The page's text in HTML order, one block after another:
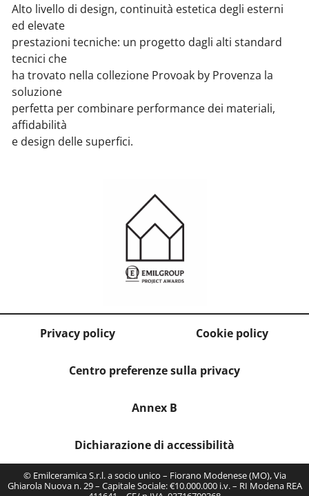
Alto livello di design, continuità estetica degli esterni
ed elevate
prestazioni tecniche: un progetto dagli alti standard
tecnici che
ha trovato nella collezione Provoak by Provenza la
soluzione
perfetta per combinare performance dei materiali,
affidabilità
e design delle superfici.
Privacy policy Cookie policy
Centro preferenze sulla privacy
Annex B
Dichiarazione di accessibilità
© Emilceramica S.r.l. a socio unico – Fiorano Modenese (MO), Via
Ghiarola Nuova n. 29 – Capitale Sociale: €10.000.000 i.v. – RI Modena REA